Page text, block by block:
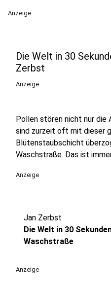
Anzeige
Die Welt in 30
Zerbst
Anzeige
Pollen stören nicht nur die
sind zurzeit oft mit dieser
Blütenstaubschicht
Waschstraße. Das ist
Anzeige
Jan Zerbst
Die Welt in 30
Waschstraße
Anzeige